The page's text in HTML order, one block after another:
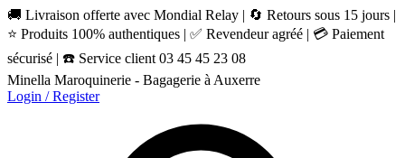
🚚 Livraison offerte avec Mondial Relay | 🔄 Retours sous 15 jours |
⭐ Produits 100% authentiques | ✅ Revendeur agréé | 💳 Paiement
sécurisé | ☎️ Service client 03 45 45 23 08
Minella Maroquinerie - Bagagerie à Auxerre
Login / Register